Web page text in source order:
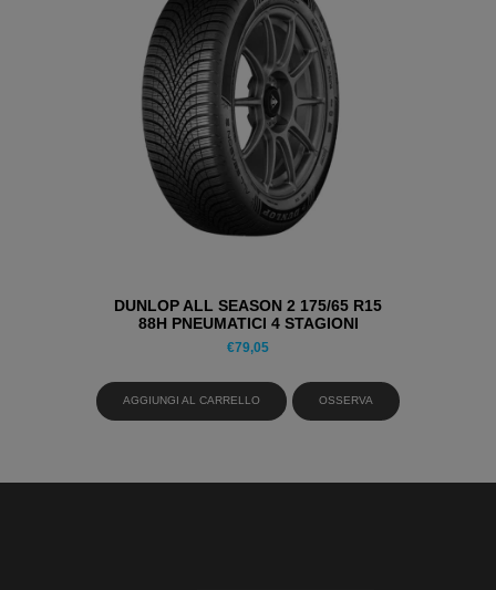
DUNLOP ALL SEASON 2 175/65 R15
88H PNEUMATICI 4 STAGIONI
€79,05
AGGIUNGI AL CARRELLO OSSERVA